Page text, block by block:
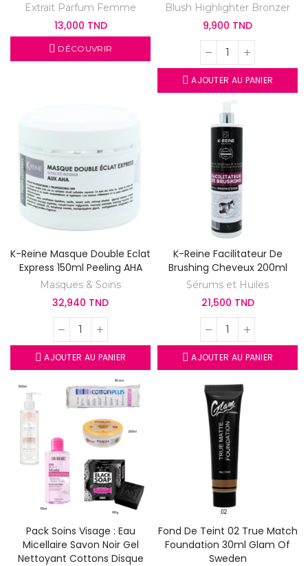
Pour Femme Et Homme
Extrait Parfum Femme
13,000 TND
DÉCOUVRIR
Blush Highlighter Bronzer
9,900 TND
AJOUTER AU PANIER
K-Reine Masque Double Eclat
Express 150ml Peeling AHA
Masques & Soins
32,940 TND
AJOUTER AU PANIER
K-Reine Facilitateur De
Brushing Cheveux 200ml
Sérums et Huiles
21,500 TND
AJOUTER AU PANIER
Pack Soins Visage : Eau
Micellaire Savon Noir Gel
Nettoyant Cottons Disque
Fond De Teint 02 True Match
Foundation 30ml Glam Of
Sweden